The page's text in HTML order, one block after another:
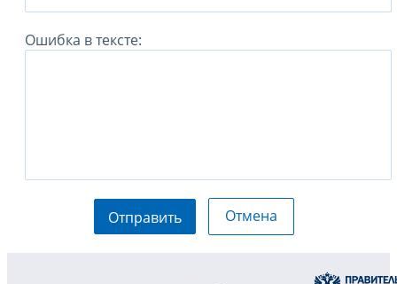
Ошибка в тексте:
Отправить Отмена